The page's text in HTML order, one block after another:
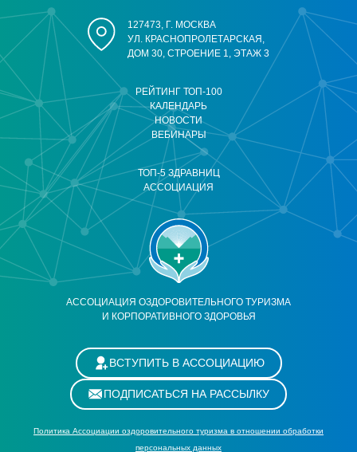
АССОЦИАЦИЯ ОЗДОРОВИТЕЛЬНОГО ТУРИЗМА
И КОРПОРАТИВНОГО ЗДОРОВЬЯ
РЕЙТИНГ ТОП-100
КАЛЕНДАРЬ
НОВОСТИ
ВЕБИНАРЫ
ТОП-5 ЗДРАВНИЦ
АССОЦИАЦИЯ
127473, Г. МОСКВА
УЛ. КРАСНОПРОЛЕТАРСКАЯ,
ДОМ 30, СТРОЕНИЕ 1, ЭТАЖ 3
ВСТУПИТЬ В АССОЦИАЦИЮ
ПОДПИСАТЬСЯ НА РАССЫЛКУ
Политика Ассоциации оздоровительного туризма в отношении обработки
персональных данных